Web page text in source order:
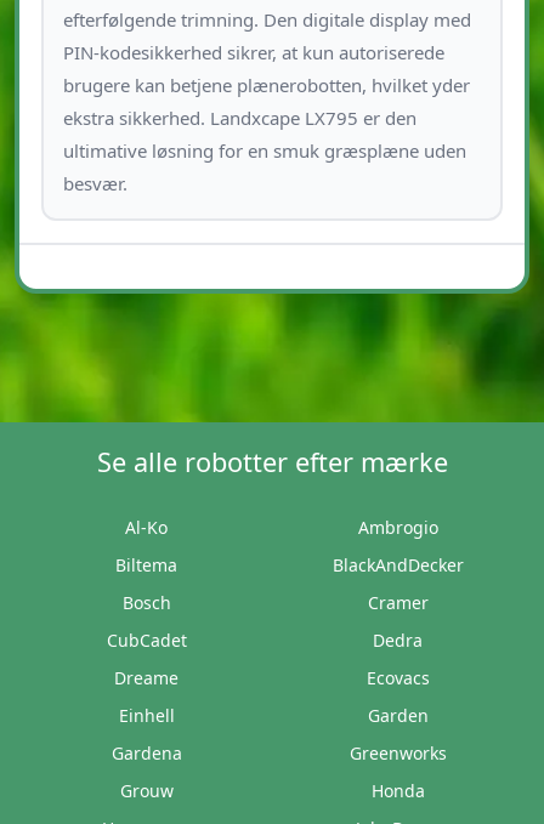
efterfølgende trimning. Den digitale display med
PIN-kodesikkerhed sikrer, at kun autoriserede
brugere kan betjene plænerobotten, hvilket yder
ekstra sikkerhed. Landxcape LX795 er den
ultimative løsning for en smuk græsplæne uden
besvær.
Se alle robotter efter mærke
Al-Ko
Ambrogio
Biltema
BlackAndDecker
Bosch
Cramer
CubCadet
Dedra
Dreame
Ecovacs
Einhell
Garden
Gardena
Greenworks
Grouw
Honda